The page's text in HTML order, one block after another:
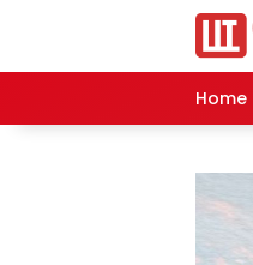
Home